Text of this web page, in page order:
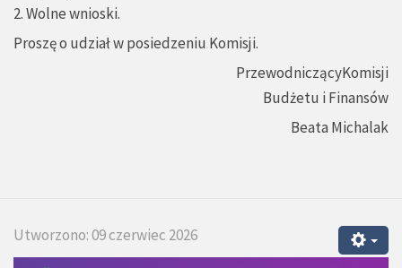
2. Wolne wnioski.
Proszę o udział w posiedzeniu Komisji.
PrzewodniczącyKomisji
Budżetu i Finansów
Beata Michalak
Utworzono: 09 czerwiec 2026